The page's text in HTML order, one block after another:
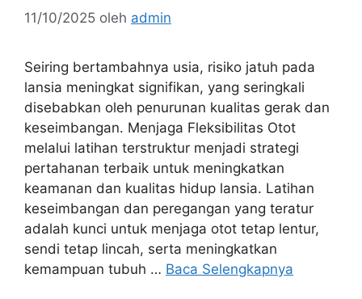
11/10/2025 oleh admin
Seiring bertambahnya usia, risiko jatuh pada
lansia meningkat signifikan, yang seringkali
disebabkan oleh penurunan kualitas gerak dan
keseimbangan. Menjaga Fleksibilitas Otot
melalui latihan terstruktur menjadi strategi
pertahanan terbaik untuk meningkatkan
keamanan dan kualitas hidup lansia. Latihan
keseimbangan dan peregangan yang teratur
adalah kunci untuk menjaga otot tetap lentur,
sendi tetap lincah, serta meningkatkan
kemampuan tubuh … Baca Selengkapnya